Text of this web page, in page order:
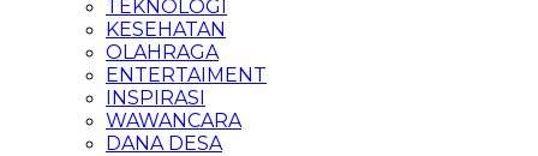
TEKNOLOGI
KESEHATAN
OLAHRAGA
ENTERTAIMENT
INSPIRASI
WAWANCARA
DANA DESA